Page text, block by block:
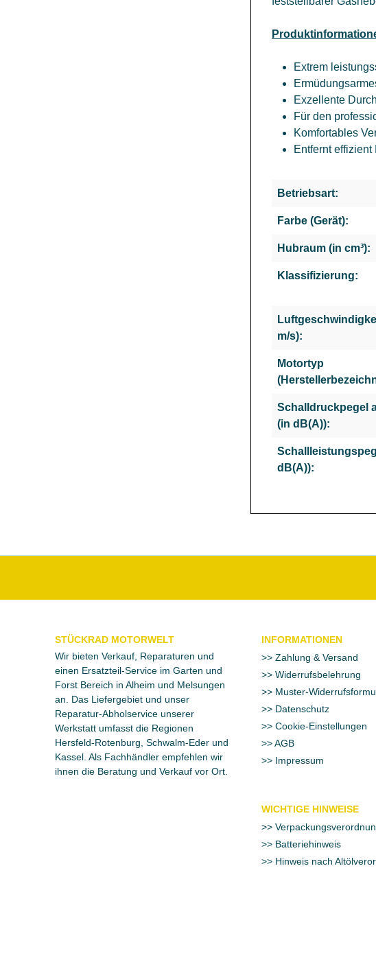
Extrem
Exzellente
Für den
Komfortables
Entfernt
Betriebsart:
Farbe (Gerät):
Hubraum (in cm³):
Klassifizierung:
m/s):
Motortyp
Schalldruckpegel
(in dB(A)):
dB(A)):
STÜCKRAD MOTORWELT
Wir bieten Verkauf, Reparaturen und
einen Ersatzteil-Service im Garten und
Forst Bereich in Alheim und Melsungen
an. Das Liefergebiet und unser
Reparatur-Abholservice unserer
Werkstatt umfasst die Regionen
Hersfeld-Rotenburg, Schwalm-Eder und
Kassel. Als Fachhändler empfehlen wir
ihnen die Beratung und Verkauf vor Ort.
INFORMATIONEN
Zahlung & Versand
Widerrufsbelehrung
Muster-
Datenschutz
Cookie-Einstellungen
AGB
Impressum
WICHTIGE HINWEISE
Batteriehinweis
Hinweis nach